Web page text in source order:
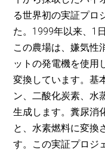
る世界初の実証プロ
た。1999年以来、1
この農場は、嫌気性
ットの発電機を使用
変換しています。基
ン、二酸化炭素、水
生成します。糞尿消
と、水素燃料に変換
す。この実証プロジ